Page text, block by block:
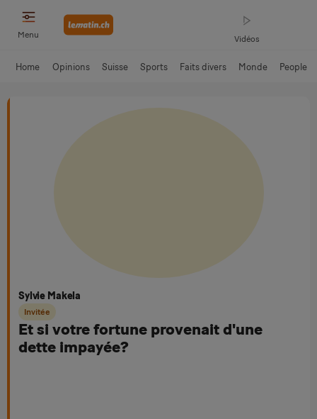
Menu
Home Opinions Suisse Sports Faits divers Monde People
Vidéos
Sylvie Makela
Invitée
Et si votre fortune provenait d'une
dette impayée?